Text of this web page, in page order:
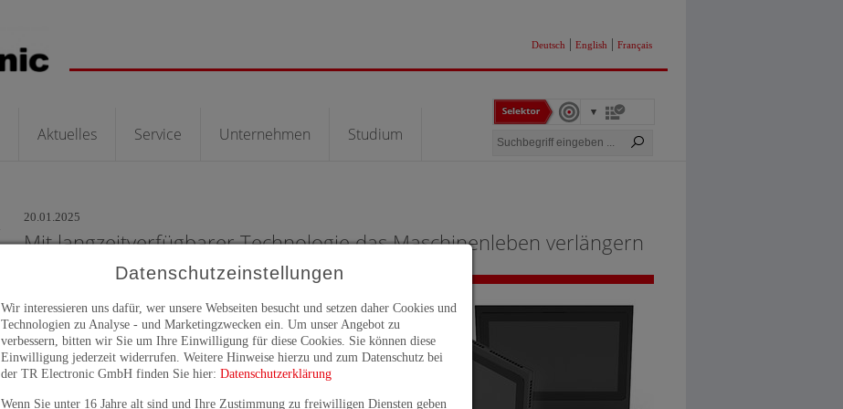
Deutsch | English | Français
Aktuelles Service Unternehmen Studium
20.01.2025
Mit langzeitverfügbarer Technologie das Maschinenleben verlängern
Datenschutzeinstellungen
Wir interessieren uns dafür, wer unsere Webseiten besucht und setzen daher Cookies und
Technologien zu Analyse - und Marketingzwecken ein. Um unser Angebot zu
verbessern, bitten wir Sie um Ihre Einwilligung für diese Cookies. Sie können diese
Einwilligung jederzeit widerrufen. Weitere Hinweise hierzu und zum Datenschutz bei
der TR Electronic GmbH finden Sie hier: Datenschutzerklärung
Wenn Sie unter 16 Jahre alt sind und Ihre Zustimmung zu freiwilligen Diensten geben